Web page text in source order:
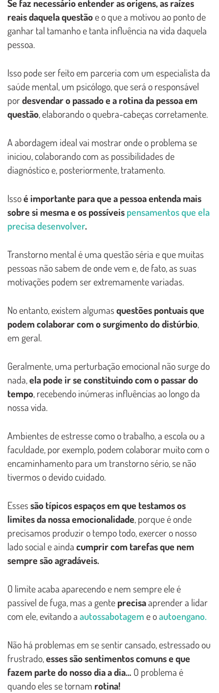
Se faz necessário entender as origens, as raízes
reais daquela questãoe o que a motivou ao ponto de
ganhar tal tamanho e tanta influência na vida daquela
pessoa.
Isso pode ser feito em parceria com um especialista da
saúde mental, um psicólogo, que será o responsável
pordesvendar o passado e a rotina da pessoa em
questão, elaborando o quebra-cabeças corretamente.
A abordagem ideal vai mostrar onde o problema se
iniciou, colaborando com as possibilidades de
diagnóstico e, posteriormente, tratamento.
Issoé importante para que a pessoa entenda mais
sobre si mesma e os possíveispensamentos que ela
precisa desenvolver.
Transtorno mental é uma questão séria e que muitas
pessoas não sabem de onde vem e, de fato, as suas
motivações podem ser extremamente variadas.
No entanto, existem algumasquestões pontuais que
podem colaborar com o surgimento do distúrbio,
em geral.
Geralmente, uma perturbação emocional não surge do
nada,ela pode ir se constituindo com o passar do
tempo, recebendo inúmeras influências ao longo da
nossa vida.
Ambientes de estresse como o trabalho, a escola ou a
faculdade, por exemplo, podem colaborar muito com o
encaminhamento para um transtorno sério, se não
tivermos o devido cuidado.
Essessão típicos espaços em que testamos os
limites da nossa emocionalidade, porque é onde
precisamos produzir o tempo todo, exercer o nosso
lado social e aindacumprir com tarefas que nem
sempre são agradáveis.
O limite acaba aparecendo e nem sempre ele é
passível de fuga, mas a genteprecisaaprender a lidar
com ele, evitando aautossabotagem e oautoengano.
Não há problemas em se sentir cansado, estressado ou
frustrado,esses são sentimentos comuns e que
fazem parte do nosso dia a dia… O problema é
quando eles se tornam rotina!